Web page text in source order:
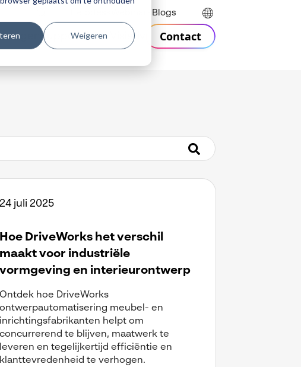
Weigeren
Blogs
SupportOver Visiativ Contact
24 juli 2025
Hoe DriveWorks het verschil
maakt voor industriële
vormgeving en interieurontwerp
Ontdek hoe DriveWorks
ontwerpautomatisering meubel- en
inrichtingsfabrikanten helpt om
concurrerend te blijven, maatwerk te
leveren en tegelijkertijd efficiëntie en
klanttevredenheid te verhogen.